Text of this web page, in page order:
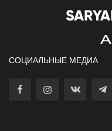
СОЦИАЛЬНЫЕ МЕДИА